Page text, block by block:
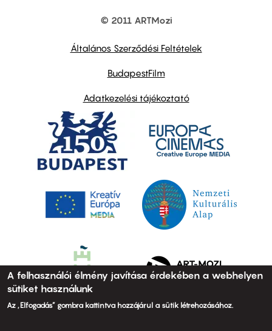
© 2011 ARTMozi
Általános Szerződési Feltételek
BudapestFilm
Adatkezelési tájékoztató
A felhasználói élmény javítása érdekében a webhelyen
sütiket használunk
Az „Elfogadás” gombra kattintva hozzájárul a sütik létrehozásához.